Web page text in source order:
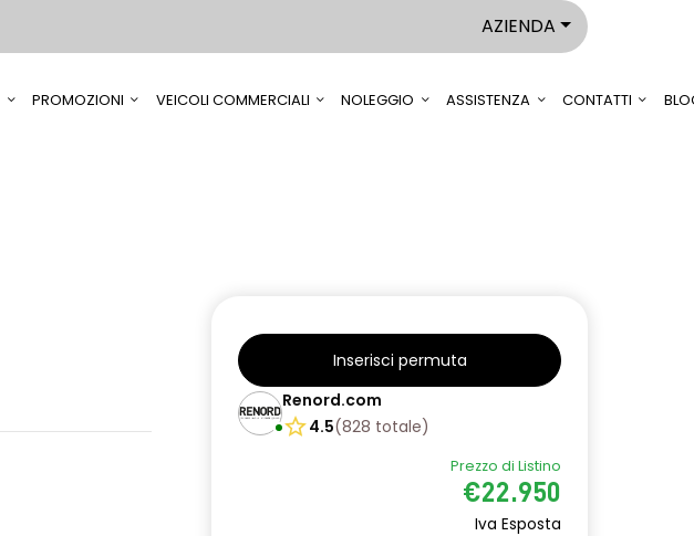
AZIENDA
PROMOZIONI VEICOLI COMMERCIALI NOLEGGIO ASSISTENZA CONTATTI
Inserisci permuta
Renord.com
4.5(828 totale)
Prezzo di Listino
€22.950
Iva Esposta